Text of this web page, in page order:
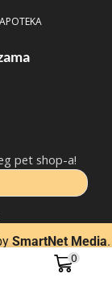
pet shop-a!
SmartNet Media.
0